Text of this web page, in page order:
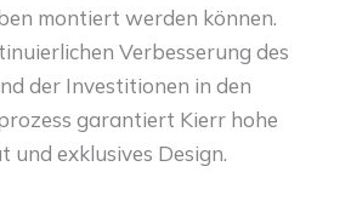
montiert werden können.
Verbesserung des
der Investitionen in den
garantiert Kierr hohe
und exklusives Design.